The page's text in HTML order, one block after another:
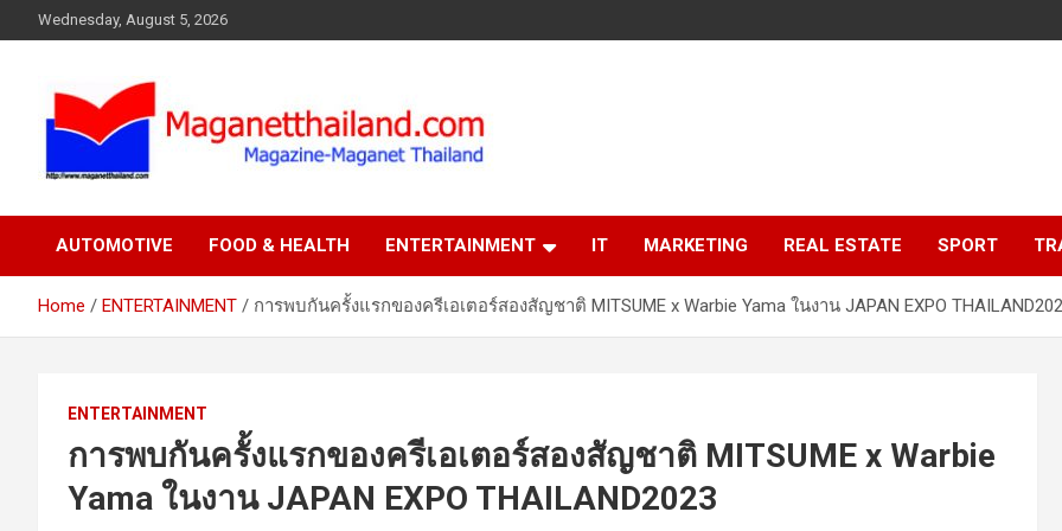
to
Wednesday, August 5, 2026
AUTOMOTIVE FOOD & HEALTH ENTERTAINMENT IT MARKETING REAL ESTATE SPORT
Home ENTERTAINMENT การพบกันครั้งแรกของครีเอเตอร์สองสัญชาติ MITSUME x Warbie Yama ในงาน JAPAN EXPO
ENTERTAINMENT
การพบกันครั้งแรกของครีเอเตอร์สองสัญชาติ MITSUME x Warbie
Yama ในงาน JAPAN EXPO THAILAND2023